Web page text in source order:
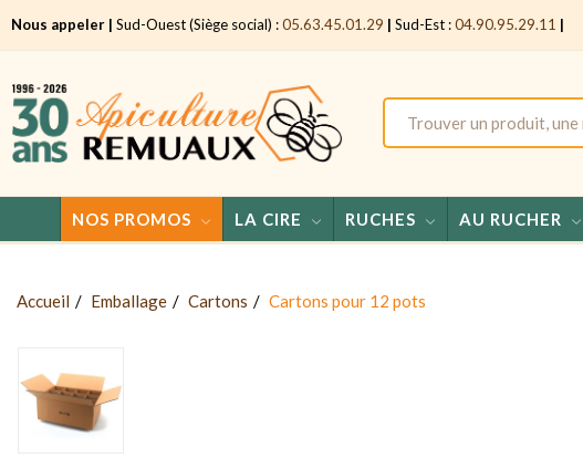
Nous appeler | Sud-Ouest (Siège social) :05.63.45.01.29 | Sud-Est :04.90.95.29.11 |
NOS PROMOS LA CIRE RUCHES AU RUCHER
Accueil Emballage Cartons Cartons pour 12 pots